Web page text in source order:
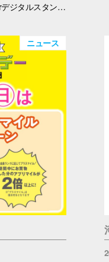
OPA公式Xをフォロー＆Summerデジタルスタンプラリーで撮影したARフォトを投稿して、OPA VIVRE FORUSアプリのショッピングチケットをゲットしよう！ ■ 景品 500円分のアプリショッピングチケットを2枚（計1,000円分）を抽選で20名さまにプレゼント！ ※税込2,000円で使える500円のショッピングチケットを2枚進呈します。 ■ 応募期間 2026年8月1日(土) ～ 8月30日(日) 23:59まで ※当選者には8月31日(月)以降にDMにてご連絡いたします。 ■ 応募方法 OPA公式X（@opa_vivre_forus）をフォロー Summerデジタルスタンプラリーに参加して、ARフォトを撮影 ハッシュタグ「#おぱんちゅうさぎOPA」「#おぱんちゅうさぎFORUS」「#おぱんちゅうさぎVIVRE」のいずれかをつけて、撮影したARフォトを投稿！ ■ ご注意・各種規約 【撮影・投稿に関する注意】 撮影の際は、周囲のお客さまの通行の妨げにならないようご注意ください。 店内での撮影の際は、各店舗のルールやご案内に沿ってお楽しみください。 ARフォトの撮影、投稿するARフォトは、他のお客さまの顔等が映らないようご配慮をお願いいたします。 危険な行為（階段や無理な姿勢など）はお控えください。 【個人情報・権利に関する注意】 ARフォトの撮影・投稿にあたっては、他のお客さまのプライバシーにご配慮いただき、顔等が写り込まないようお願いいたします。 他のお客さまや第三者が写る場合は、必ずご本人の許可を得たうえで投稿してください。 投稿写真に含まれる著作物（ポスター・商品デザイン等）についてもご配慮ください。 SNSの性質上、投稿された写真は他の利用者に保存・共有される場合がございます。ご理解のうえご参加いただけますと幸いです。 【SNS投稿ルール】 投稿内容が公序良俗に反する場合や、不適切と判断される場合は応募対象外となります。 非公開アカウントからの投稿は応募対象外となる場合がございます。 ハッシュタグや応募条件を満たしていない場合、抽選対象外となる場合がございます。 【キャンペーン関連】 賞品の内容は予告なく変更となる場合がございます。 投稿いただいた画像は、当選者の選定のみに使用し、その他の目的で使用することはございません。
ニュース